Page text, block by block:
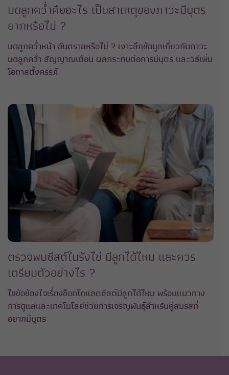
มดลูกคว่ำคืออะไร เป็นสาเหตุของภาวะมีบุตร
ยากหรือไม่ ?
มดลูกคว่ำหน้า อันตรายหรือไม่ ? เจาะลึกข้อมูลเกี่ยวกับภาวะ
มดลูกคว่ำ สัญญาณเตือน ผลกระทบต่อการมีบุตร และวิธีเพิ่ม
โอกาสตั้งครรภ์
ตรวจพบซีสต์ในรังไข่ มีลูกได้ไหม และควร
เตรียมตัวอย่างไร ?
ไขข้อข้องใจเรื่องช็อกโกแลตซีสต์มีลูกได้ไหม พร้อมแนวทาง
การดูแลและเทคโนโลยีช่วยการเจริญพันธุ์สําหรับคู่สมรสที่
อยากมีบุตร